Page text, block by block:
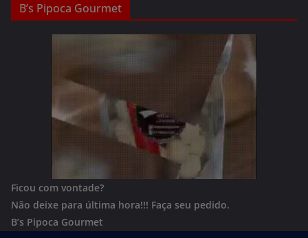
B’s Pipoca Gourmet
Ficou com vontade?
Não deixe para última hora!!! Faça seu pedido.
B’s Pipoca Gourmet